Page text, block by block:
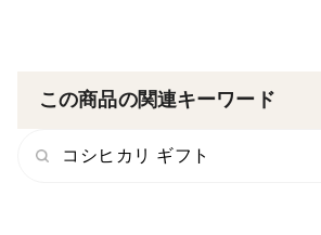
「農薬は減らせる」ではないか。と考
■スパルタな愛情栽培
この商品の関連キーワード
コシヒカリ ギフト